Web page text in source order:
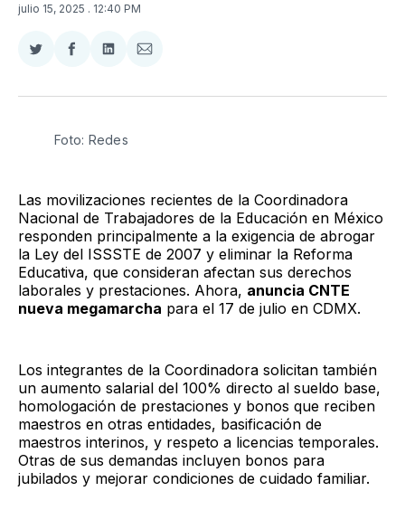
julio 15, 2025 . 12:40 PM
Compartir
Twitter
Compartir
Facebook
Compartir
LinkedIn
Compartir
Email
Foto: Redes
Las movilizaciones recientes de la Coordinadora
Nacional de Trabajadores de la Educación en México
responden principalmente a la exigencia de abrogar
la Ley del ISSSTE de 2007 y eliminar la Reforma
Educativa, que consideran afectan sus derechos
laborales y prestaciones. Ahora, anuncia CNTE
nueva megamarcha para el 17 de julio en CDMX.
Los integrantes de la Coordinadora solicitan también
un aumento salarial del 100% directo al sueldo base,
homologación de prestaciones y bonos que reciben
maestros en otras entidades, basificación de
maestros interinos, y respeto a licencias temporales.
Otras de sus demandas incluyen bonos para
jubilados y mejorar condiciones de cuidado familiar.